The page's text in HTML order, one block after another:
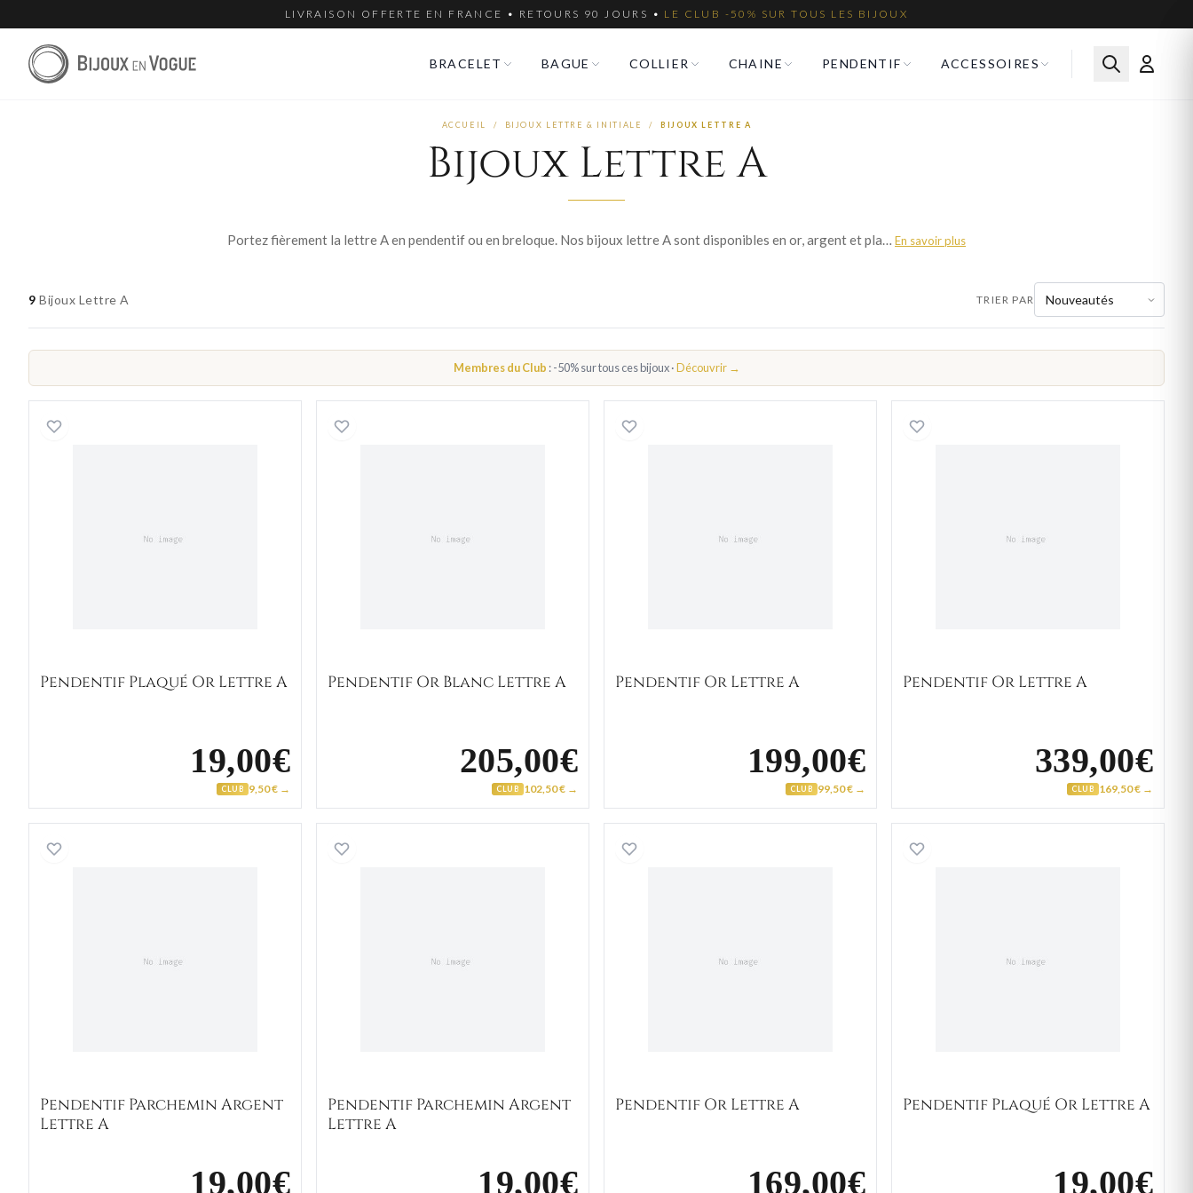
LIVRAISON OFFERTE EN FRANCE • RETOURS 90 JOURS • LE CLUB -50% SUR TOUS LES BIJOUX
BRACELET BAGUE COLLIER CHAINE PENDENTIF ACCESSOIRES
ACCUEIL / BIJOUX LETTRE & INITIALE / BIJOUX LETTRE A
Bijoux Lettre A
Portez fièrement la lettre A en pendentif ou en breloque. Nos bijoux lettre A sont disponibles en or, argent et plaqué or. Livraison offerte en France. En savoir plus
9 Bijoux Lettre A TRIER PAR
Membres du Club : -50% sur tous ces bijoux ·Découvrir →
Pendentif Plaqué Or Lettre A
Pendentif Plaqué Or Lettre A
19,00€
CLUB 9,50 € →
Pendentif Or Blanc Lettre A
205,00€
CLUB 102,50 € →
Pendentif Or Lettre A
199,00€
CLUB 99,50 € →
Pendentif Or Lettre A
339,00€
CLUB 169,50 € →
Pendentif Parchemin Argent Lettre A
Pendentif Parchemin Argent
Lettre A
Pendentif Parchemin Argent Lettre A
Pendentif Parchemin Argent
Lettre A
Pendentif Or Lettre A Pendentif Plaqué Or Lettre A